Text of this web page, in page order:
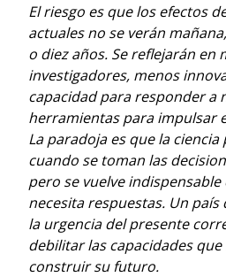
El riesgo es que los efectos
actuales no se verán
o diez años. Se reflejarán en
investigadores, menos
capacidad para responder a
herramientas para impulsar
La paradoja es que la
cuando se toman las
pero se vuelve
necesita respuestas. Un
la urgencia del presente
debilitar las capacidades
construir su futuro.